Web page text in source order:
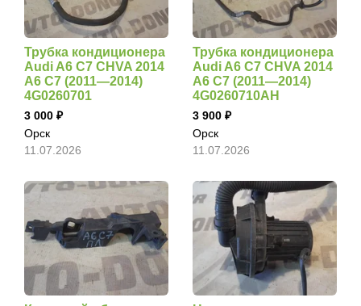
Трубка кондиционера
Audi A6 C7 CHVA 2014
A6 C7 (2011—2014)
4G0260701
3 000
Орск
11.07.2026
Трубка кондиционера
Audi A6 C7 CHVA 2014
A6 C7 (2011—2014)
4G0260710AH
3 900
Орск
11.07.2026